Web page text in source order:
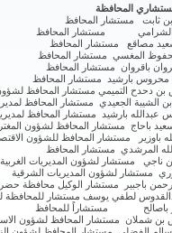
المحافظة